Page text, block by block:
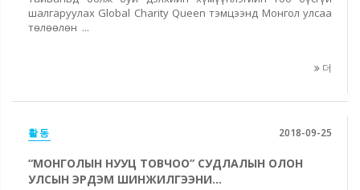
шалгаруулах Global Charity Queen тэмцээнд Монгол улсаа
төлөөлөн ...
더
활동 2018-09-25
“МОНГОЛЫН НУУЦ ТОВЧОО” СУДЛАЛЫН ОЛОН
УЛСЫН ЭРДЭМ ШИНЖИЛГЭЭНИ...